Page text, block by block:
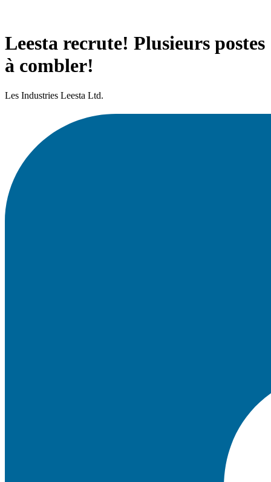
Leesta recrute! Plusieurs postes
à combler!
Les Industries Leesta Ltd.